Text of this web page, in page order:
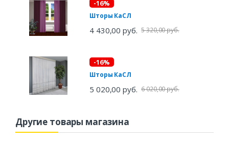
-16%
Шторы КаСЛ
4 430,00 руб. 5 320,00 руб.
-16%
Шторы КаСЛ
5 020,00 руб. 6 020,00 руб.
Другие товары магазина